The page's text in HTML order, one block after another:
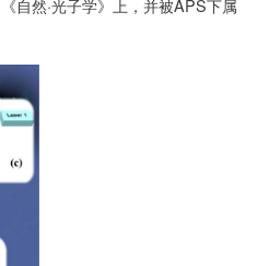
自然·光子学》上，并被APS下属